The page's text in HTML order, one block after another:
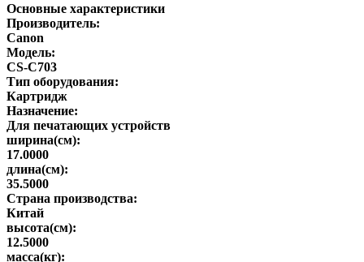
Основные характеристики
Производитель:
Canon
Модель:
CS-C703
Тип оборудования:
Картридж
Назначение:
Для печатающих устройств
ширина(см):
17.0000
длина(см):
35.5000
Страна производства:
Китай
высота(см):
12.5000
масса(кг):